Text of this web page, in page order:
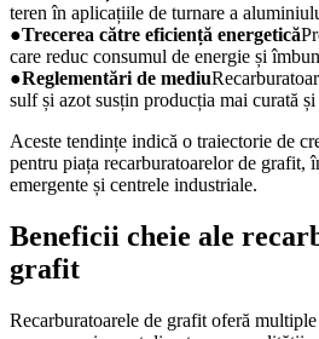
teren în aplicațiile de turnare a
●Trecerea către eficiență energetică
care reduc consumul de energie și
●Reglementări de mediu
sulf și azot susțin producția mai curată
Aceste tendințe indică o traiectorie de
pentru piața recarburatoarelor de grafit,
emergente și centrele industriale.
Beneficii cheie ale
grafit
Recarburatoarele de grafit oferă